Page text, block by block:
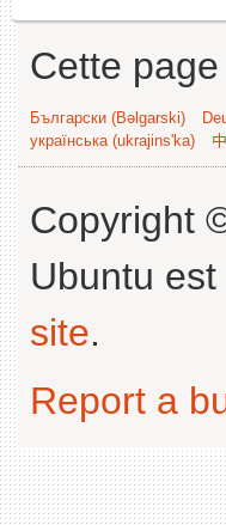
Cette
Български (Bəlgarski)
українська (ukrajins'ka)
Copyright
Ubuntu est
site.
Report a